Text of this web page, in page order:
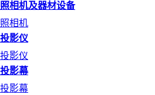
照相机及器材设备
照相机
投影仪
投影仪
投影幕
投影幕